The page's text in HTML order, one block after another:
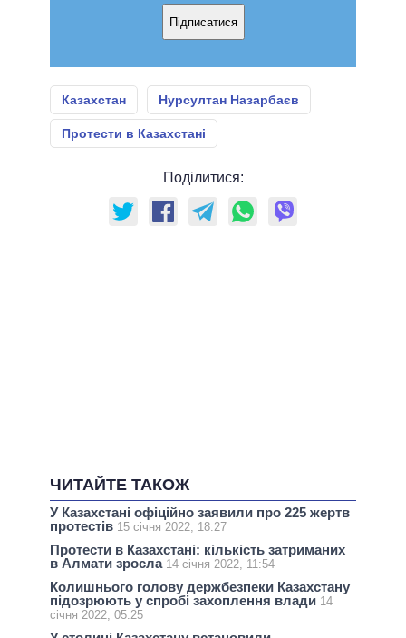
Підписатися
Казахстан Нурсултан Назарбаєв
Протести в Казахстані
Поділитися:
ЧИТАЙТЕ ТАКОЖ
У Казахстані офіційно заявили про 225 жертв
протестів 15 січня 2022, 18:27
Протести в Казахстані: кількість затриманих
в Алмати зросла 14 січня 2022, 11:54
Колишнього голову держбезпеки Казахстану
підозрюють у спробі захоплення влади 14
січня 2022, 05:25